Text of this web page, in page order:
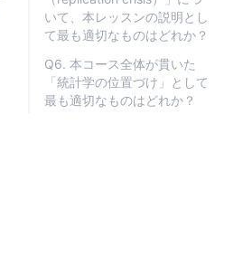
いて、本レッスンの説明とし
て最も適切なものはどれか？
Q6. 本コース全体が貫いた
「統計学の位置づけ」として
最も適切なものはどれか？